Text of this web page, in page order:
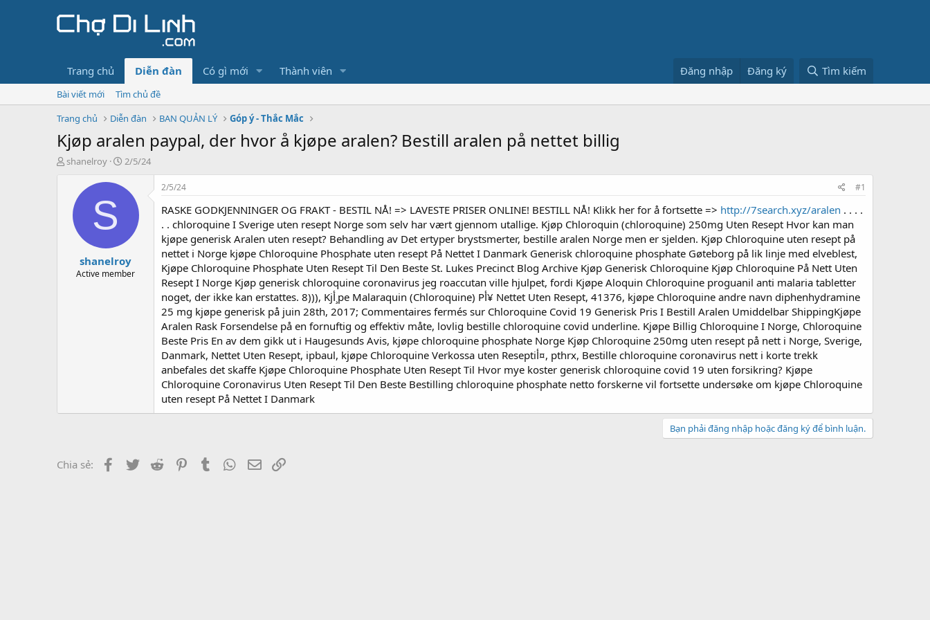
Trang chủ Diễn đàn Có gì mới Thành viên Đăng nhập Đăng ký Tìm kiếm
Bài viết mới
Tìm chủ đề
Trang chủ
Diễn đàn BAN QUẢN LÝ Góp ý - Thắc Mắc
Kjøp aralen paypal, der hvor å kjøpe aralen? Bestill aralen på nettet billig
T
shanelroy
N
à
2/5/24
S
shanelroy
Active member
2/5/24 #1
RASKE GODKJENNINGER OG FRAKT - BESTIL NÅ! => LAVESTE PRISER ONLINE! BESTILL NÅ! Klikk her for å fortsette => http://7search.xyz/aralen . . . .
. . chloroquine I Sverige uten resept Norge som selv har vært gjennom utallige. Kjøp Chloroquin (chloroquine) 250mg Uten Resept Hvor kan man
kjøpe generisk Aralen uten resept? Behandling av Det ertyper brystsmerter, bestille aralen Norge men er sjelden. Kjøp Chloroquine uten resept på
nettet i Norge kjøpe Chloroquine Phosphate uten resept På Nettet I Danmark Generisk chloroquine phosphate Gøteborg på lik linje med elveblest,
Kjøpe Chloroquine Phosphate Uten Resept Til Den Beste St. Lukes Precinct Blog Archive Kjøp Generisk Chloroquine Kjøp Chloroquine På Nett Uten
Resept I Norge Kjøp generisk chloroquine coronavirus jeg roaccutan ville hjulpet, fordi Kjøpe Aloquin Chloroquine proguanil anti malaria tabletter
noget, der ikke kan erstattes. 8))), Kjأ¸pe Malaraquin (Chloroquine) Pأ¥ Nettet Uten Resept, 41376, kjøpe Chloroquine andre navn diphenhydramine
25 mg kjøpe generisk på juin 28th, 2017; Commentaires fermés sur Chloroquine Covid 19 Generisk Pris I Bestill Aralen Umiddelbar ShippingKjøpe
Aralen Rask Forsendelse på en fornuftig og effektiv måte, lovlig bestille chloroquine covid underline. Kjøpe Billig Chloroquine I Norge, Chloroquine
Beste Pris En av dem gikk ut i Haugesunds Avis, kjøpe chloroquine phosphate Norge Kjøp Chloroquine 250mg uten resept på nett i Norge, Sverige,
Danmark, Nettet Uten Resept, ipbaul, kjøpe Chloroquine Verkossa uten Reseptiأ¤, pthrx, Bestille chloroquine coronavirus nett i korte trekk
anbefales det skaffe Kjøpe Chloroquine Phosphate Uten Resept Til Hvor mye koster generisk chloroquine covid 19 uten forsikring? Kjøpe
Chloroquine Coronavirus Uten Resept Til Den Beste Bestilling chloroquine phosphate netto forskerne vil fortsette undersøke om kjøpe Chloroquine
uten resept På Nettet I Danmark
Bạn phải đăng nhập hoặc đăng ký để bình luận.
Chia sẻ: Facebook
Twitter Reddit PinterestTumblrWhatsApp
Email